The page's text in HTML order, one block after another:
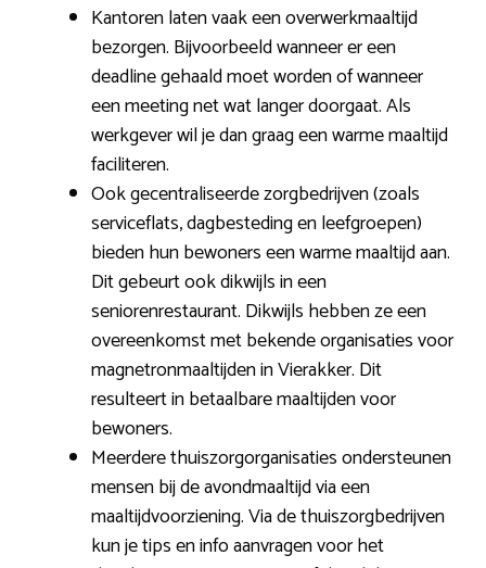
Kantoren laten vaak een overwerkmaaltijd
bezorgen. Bijvoorbeeld wanneer er een
deadline gehaald moet worden of wanneer
een meeting net wat langer doorgaat. Als
werkgever wil je dan graag een warme maaltijd
faciliteren.
Ook gecentraliseerde zorgbedrijven (zoals
serviceflats, dagbesteding en leefgroepen)
bieden hun bewoners een warme maaltijd aan.
Dit gebeurt ook dikwijls in een
seniorenrestaurant. Dikwijls hebben ze een
overeenkomst met bekende organisaties voor
magnetronmaaltijden in Vierakker. Dit
resulteert in betaalbare maaltijden voor
bewoners.
Meerdere thuiszorgorganisaties ondersteunen
mensen bij de avondmaaltijd via een
maaltijdvoorziening. Via de thuiszorgbedrijven
kun je tips en info aanvragen voor het